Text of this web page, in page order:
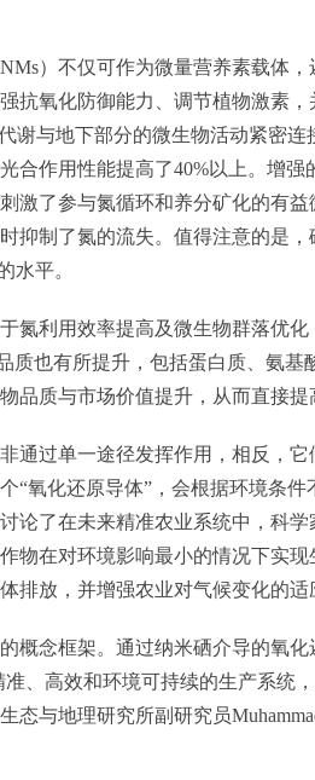
）不仅可作为微量营养素载体，
抗氧化防御能力、调节植物激素，
谢与地下部分的微生物活动紧密连
合作用性能提高了40%以上。增强
激了参与氮循环和养分矿化的有益
抑制了氮的流失。值得注意的是，
水平。
利用效率提高及微生物群落优化
质也有所提升，包括蛋白质、氨基
品质与市场价值提升，从而直接提
过单一途径发挥作用，相反，它
“氧化还原导体”，会根据环境条件
论了在未来精准农业系统中，科
物在对环境影响最小的情况下实现
排放，并增强农业对气候变化的适
念框架。通过纳米硒介导的氧化
、高效和环境可持续的生产系统
与地理研究所副研究员